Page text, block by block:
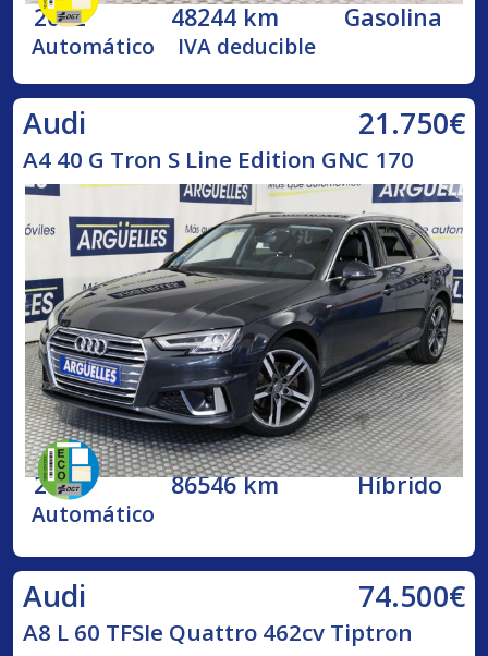
2022 48244 km Gasolina
Automático IVA deducible
Audi 21.750€
A4 40 G Tron S Line Edition GNC 170
2020 86546 km Híbrido
Automático
Audi 74.500€
A8 L 60 TFSIe Quattro 462cv Tiptron